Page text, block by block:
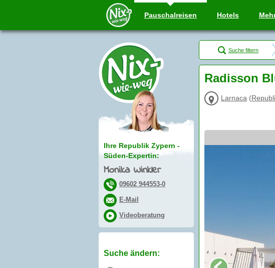
Pauschalreisen Hotels
Ihre Republik Zypern -
Süden-Expertin:
Monika Winkler
09602 944553-0
E-Mail
Videoberatung
Suche ändern:
Suche filtern
Radisson
Larnaca (